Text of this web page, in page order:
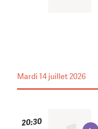
Mardi14 juillet 2026
20:30